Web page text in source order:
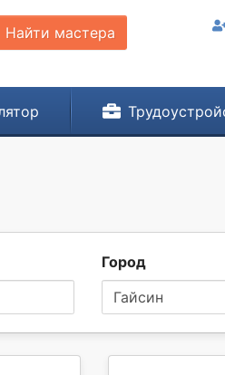
Найти мастера
Город
Гайсин